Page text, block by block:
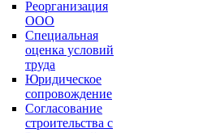
Реорганизация
ООО
Специальная
оценка условий
труда
Юридическое
сопровождение
Согласование
строительства с